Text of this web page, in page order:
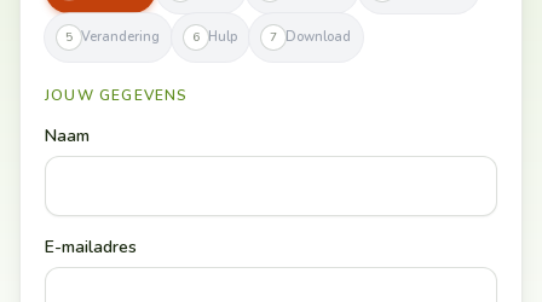
5 Verandering 6 Hulp 7 Download
JOUW GEGEVENS
Naam
E-mailadres